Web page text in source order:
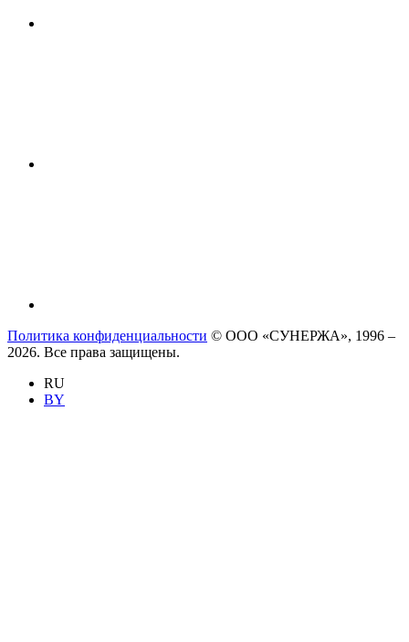
Политика конфиденциальности © ООО «СУНЕРЖА», 1996 –
2026. Все права защищены.
RU
BY